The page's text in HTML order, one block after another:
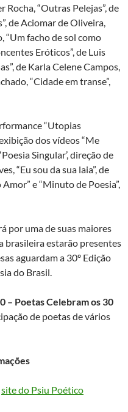
Rocha, “Outras Pelejas”, de
de Aciomar de Oliveira,
“Um facho de sol como
Eróticos”, de Luis
de Karla Celene Campos,
“Cidade em transe”,
“Utopias
dos vídeos “Me
Singular’, direção de
“Eu sou da sua laia”, de
e “Minuto de Poesia”,
por uma de suas maiores
brasileira estarão presentes
aguardam a 30º Edição
do Brasil.
– Poetas Celebram os 30
de poetas de vários
site do Psiu Poético